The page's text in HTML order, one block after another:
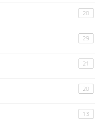
20
29
21
20
13